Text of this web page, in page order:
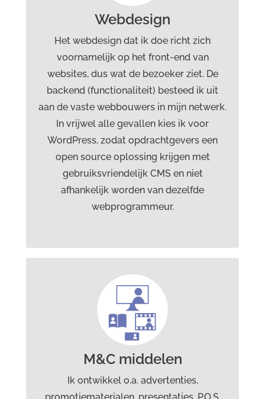
Webdesign
Het webdesign dat ik doe richt zich
voornamelijk op het front-end van
websites, dus wat de bezoeker ziet. De
backend (functionaliteit) besteed ik uit
aan de vaste webbouwers in mijn netwerk.
In vrijwel alle gevallen kies ik voor
WordPress, zodat opdrachtgevers een
open source oplossing krijgen met
gebruiksvriendelijk CMS en niet
afhankelijk worden van dezelfde
webprogrammeur.
Webdesign
Marketingcommunicatie
Branding
M&C middelen
Ik ontwikkel o.a. advertenties,
Diensten Drost advies &
creatie
Grafisch ontwerp
Webdesign
Marketingcommunicatie
Branding